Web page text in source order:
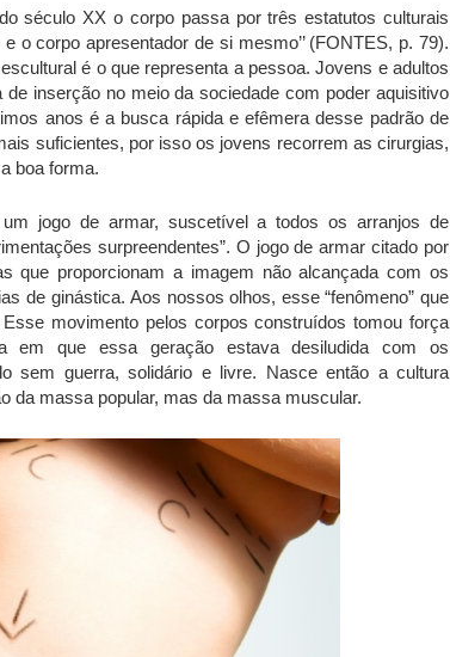
século XX o corpo passa por três estatutos culturais
o corpo apresentador de si mesmo’’ (FONTES, p. 79).
é o que representa a pessoa. Jovens e adultos
inserção no meio da sociedade com poder aquisitivo
anos é a busca rápida e efêmera desse padrão de
suficientes, por isso os jovens recorrem as cirurgias,
boa forma.
jogo de armar, suscetível a todos os arranjos de
surpreendentes”. O jogo de armar citado por
que proporcionam a imagem não alcançada com os
de ginástica. Aos nossos olhos, esse “fenômeno” que
movimento pelos corpos construídos tomou força
em que essa geração estava desiludida com os
sem guerra, solidário e livre. Nasce então a cultura
da massa popular, mas da massa muscular.